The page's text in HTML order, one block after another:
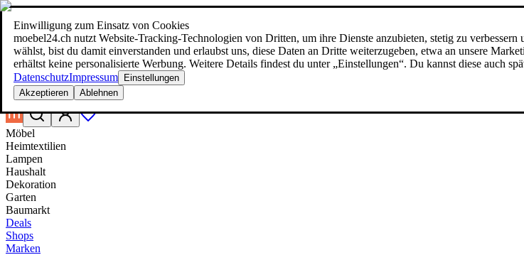
Einwilligung zum Einsatz von Cookies
moebel24.ch nutzt Website-Tracking-Technologien von Dritten, um ihre Dienste anzubieten, stetig zu
wählst, bist du damit einverstanden und erlaubst uns, diese Daten an Dritte weiterzugeben, etwa an unsere
erhältst keine personalisierte Werbung. Weitere Details findest du unter „Einstellungen“. Du kannst diese auch
DatenschutzImpressum
Einstellungen
Akzeptieren
Ablehnen
Suche
moebel dir den besten Preis!moebel dir den besten Preis!
Möbel
Heimtextilien
Lampen
Haushalt
Dekoration
Garten
Baumarkt
Deals
Shops
Marken